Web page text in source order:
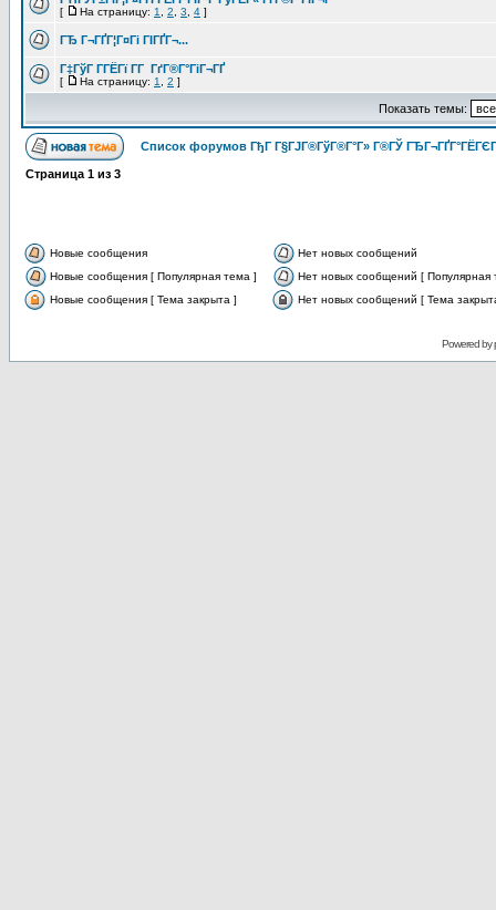
[ На страницу: 1 2 3 4 ]
ГЂ Г¬ГҐГ¦Г¤Гі ГІГҐГ¬...
Г‡ГўГ Г­ГЁГї Г­Г ГґГ®Г°ГіГ¬ГҐ
[ На страницу: 1 2 ]
Показать темы:
Список форумов ГђГ Г§ГЈГ®ГўГ®Г°Г» Г®ГЎ
Страница 1 из 3
Новые сообщения
Нет новых сообщений
Новые сообщения [ Популярная тема ]
Нет новых сообщений [ Популярная
Новые сообщения [ Тема закрыта ]
Нет новых сообщений [ Тема
Powered by